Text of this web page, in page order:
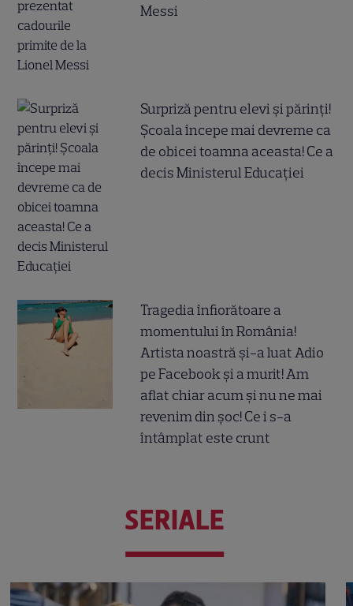
Messi
Surpriză pentru elevi și părinți!
Școala începe mai devreme ca
de obicei toamna aceasta! Ce a
decis Ministerul Educației
Tragedia înfiorătoare a
momentului în România!
Artista noastră și-a luat Adio
pe Facebook și a murit! Am
aflat chiar acum și nu ne mai
revenim din șoc! Ce i s-a
întâmplat este crunt
SERIALE